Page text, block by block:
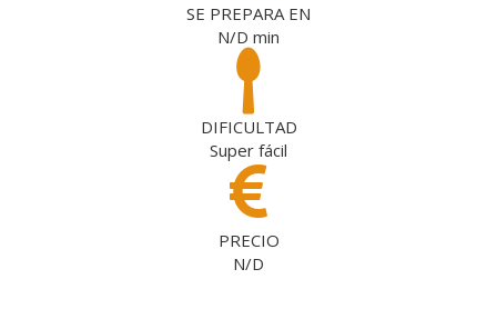
SE PREPARA EN
N/D min
DIFICULTAD
Super fácil
PRECIO
N/D